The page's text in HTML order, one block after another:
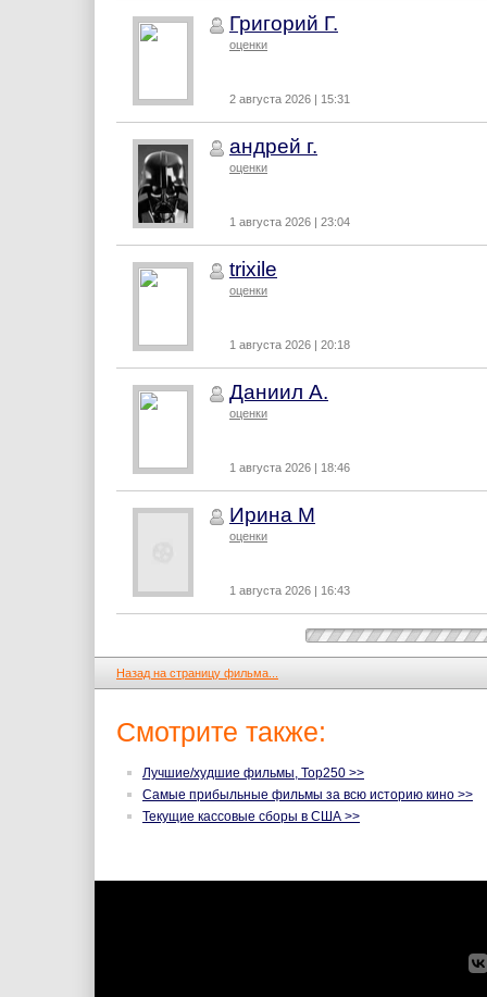
Григорий Г.
оценки
2 августа 2026 | 15:31
андрей г.
оценки
1 августа 2026 | 23:04
trixile
оценки
1 августа 2026 | 20:18
Даниил А.
оценки
1 августа 2026 | 18:46
Ирина М
оценки
1 августа 2026 | 16:43
Назад на страницу фильма...
Смотрите также:
Лучшие/худшие фильмы, Top250 >>
Самые прибыльные фильмы за всю историю кино >>
Текущие кассовые сборы в США >>